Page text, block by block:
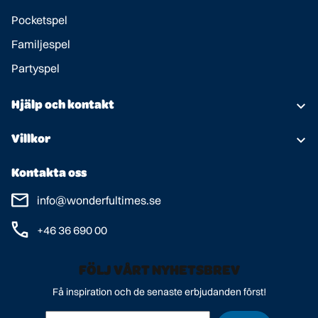
Pocketspel
Familjespel
Partyspel
Hjälp och kontakt
Om oss
Spelregler
Villkor
Användarvillkor
Personuppgiftspolicy
Kontakta oss
info@wonderfultimes.se
+46 36 690 00
FÖLJ VÅRT NYHETSBREV
Få inspiration och de senaste erbjudanden först!